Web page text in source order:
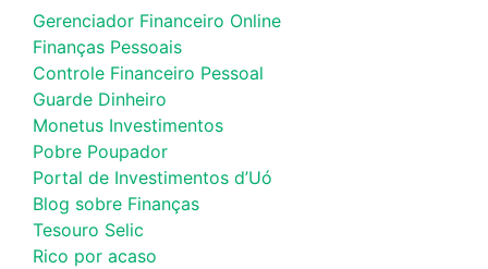
Gerenciador Financeiro Online
Finanças Pessoais
Controle Financeiro Pessoal
Guarde Dinheiro
Monetus Investimentos
Pobre Poupador
Portal de Investimentos d’Uó
Blog sobre Finanças
Tesouro Selic
Rico por acaso